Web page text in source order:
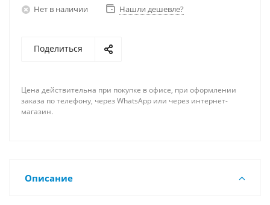
Нет в наличии Нашли дешевле?
Поделиться
Цена действительна при покупке в офисе, при оформлении
заказа по телефону, через WhatsApp или через интернет-
магазин.
Описание